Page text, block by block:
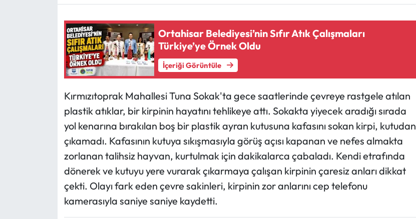
Ortahisar Belediyesi’nin Sıfır Atık Çalışmaları
Türkiye’ye Örnek Oldu
İçeriği Görüntüle
Kırmızıtoprak Mahallesi Tuna Sokak'ta gece saatlerinde çevreye rastgele atılan
plastik atıklar, bir kirpinin hayatını tehlikeye attı. Sokakta yiyecek aradığı sırada
yol kenarına bırakılan boş bir plastik ayran kutusuna kafasını sokan kirpi, kutudan
çıkamadı. Kafasının kutuya sıkışmasıyla görüş açısı kapanan ve nefes almakta
zorlanan talihsiz hayvan, kurtulmak için dakikalarca çabaladı. Kendi etrafında
dönerek ve kutuyu yere vurarak çıkarmaya çalışan kirpinin çaresiz anları dikkat
çekti. Olayı fark eden çevre sakinleri, kirpinin zor anlarını cep telefonu
kamerasıyla saniye saniye kaydetti.